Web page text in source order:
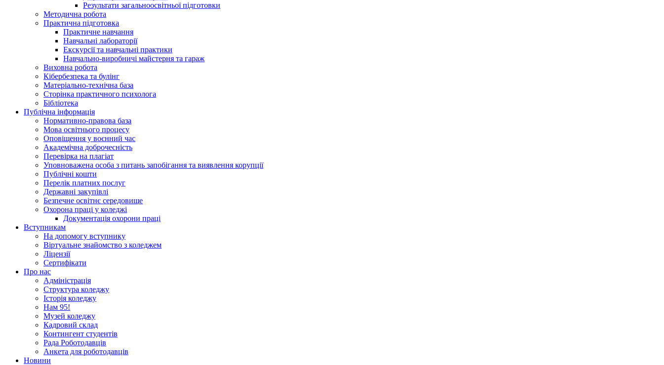
Результати загальноосвітньої підготовки
Методична робота
Практична підготовка
Практичне навчання
Навчальні лабораторії
Екскурсії та навчальні практики
Навчально-виробничі майстерня та гараж
Виховна робота
Кібербезпека та булінг
Матеріально-технічна база
Сторінка практичного психолога
Бібліотека
Публічна інформація
Нормативно-правова база
Мова освітнього процесу
Оповіщення у воєнний час
Академічна доброчесність
Перевірка на плагіат
Уповноважена особа з питань запобігання та виявлення корупції
Публічні кошти
Перелік платних послуг
Державні закупівлі
Безпечне освітнє середовище
Охорона праці у коледжі
Документація охорони праці
Вступникам
На допомогу вступнику
Віртуальне знайомство з коледжем
Ліцензії
Сертифікати
Про нас
Адміністрація
Структура коледжу
Історія коледжу
Нам 95!
Музей коледжу
Кадровий склад
Контингент студентів
Рада Роботодавців
Анкета для роботодавців
Новини